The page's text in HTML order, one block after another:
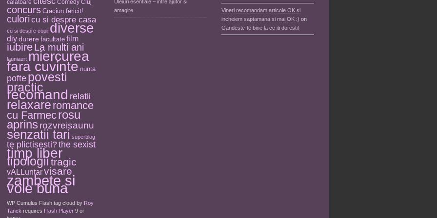
calatoare Comedy Cluj
concurs Craciun fericit!
culori cu si despre casa
cu si despre copii diverse
diydurere facultate film
iubireLa multi ani
launiaurt miercurea
fara cuvinte nunta
pofte povesti
practic
recomand relatii
relaxare romance
cu Farmecrosu
aprins rozvreisaunu
senzatii tari superblog
te plictisesti?the sexist
timp liber
tipologiitragic
vALLuntarvisare
zambete si
voie buna
WP Cumulus Flash tag cloud by Roy
Tanck requires Flash Player 9 or
Uleiuri esentiale – intre ajutor si
amagire
Vineri recomandam articole OK si
incheiem saptamana si mai OK :) on
Gandeste-te bine la ce iti doresti!